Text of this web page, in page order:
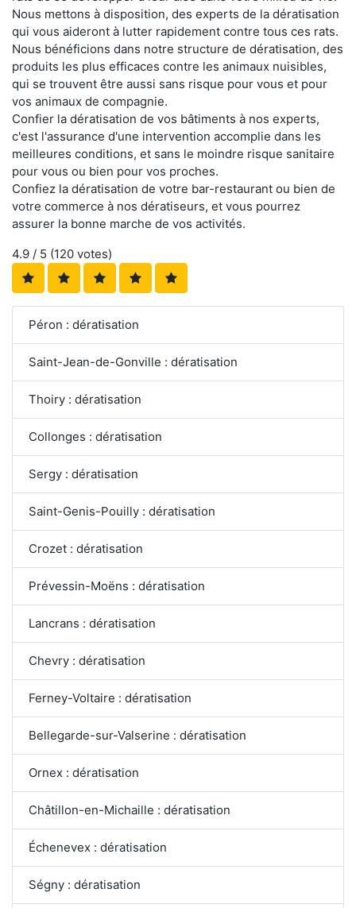
Nous mettons à disposition, des experts de la dératisation
qui vous aideront à lutter rapidement contre tous ces rats.
Nous bénéficions dans notre structure de dératisation, des
produits les plus efficaces contre les animaux nuisibles,
qui se trouvent être aussi sans risque pour vous et pour
vos animaux de compagnie.
Confier la dératisation de vos bâtiments à nos experts,
c'est l'assurance d'une intervention accomplie dans les
meilleures conditions, et sans le moindre risque sanitaire
pour vous ou bien pour vos proches.
Confiez la dératisation de votre bar-restaurant ou bien de
votre commerce à nos dératiseurs, et vous pourrez
assurer la bonne marche de vos activités.
4.9 / 5 (120 votes)
Péron : dératisation
Saint-Jean-de-Gonville : dératisation
Thoiry : dératisation
Collonges : dératisation
Sergy : dératisation
Saint-Genis-Pouilly : dératisation
Crozet : dératisation
Prévessin-Moëns : dératisation
Lancrans : dératisation
Chevry : dératisation
Ferney-Voltaire : dératisation
Bellegarde-sur-Valserine : dératisation
Ornex : dératisation
Châtillon-en-Michaille : dératisation
Échenevex : dératisation
Ségny : dératisation